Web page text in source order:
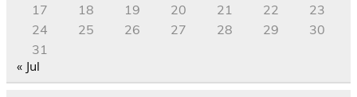
17
18 19 20 21 22
23
24
25 26 27 28 29
30
31
« Jul